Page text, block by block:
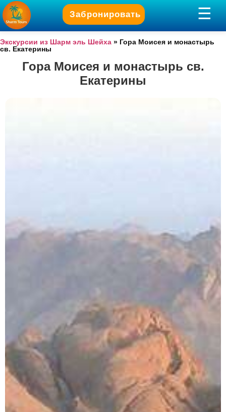
Забронировать
Экскурсии из Шарм эль Шейха » Гора Моисея и монастырь
св. Екатерины
Гора Моисея и монастырь св.
Екатерины